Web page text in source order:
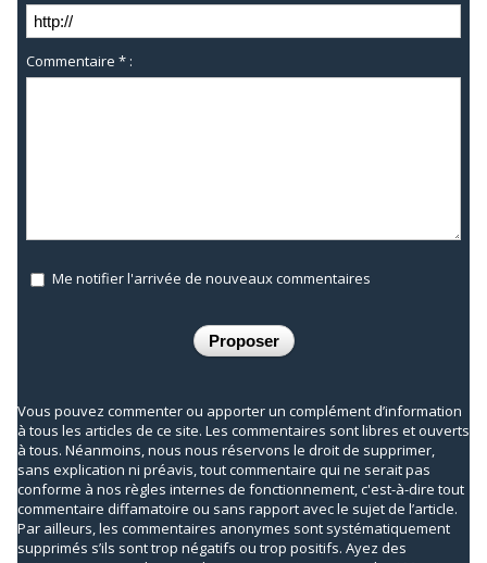
Commentaire * :
Me notifier l'arrivée de nouveaux commentaires
Vous pouvez commenter ou apporter un complément d’information
à tous les articles de ce site. Les commentaires sont libres et ouverts
à tous. Néanmoins, nous nous réservons le droit de supprimer,
sans explication ni préavis, tout commentaire qui ne serait pas
conforme à nos règles internes de fonctionnement, c'est-à-dire tout
commentaire diffamatoire ou sans rapport avec le sujet de l’article.
Par ailleurs, les commentaires anonymes sont systématiquement
supprimés s’ils sont trop négatifs ou trop positifs. Ayez des